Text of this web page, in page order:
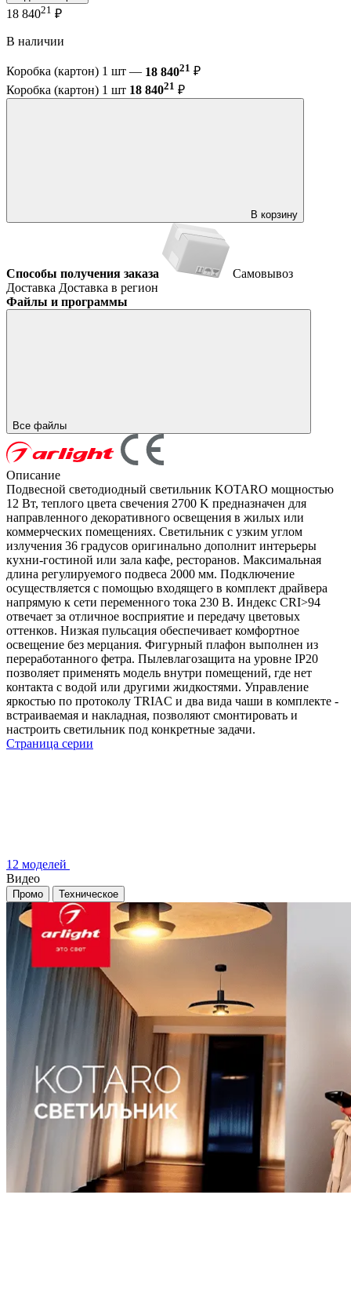
18 84021 ₽
В наличии
Коробка (картон) 1 шт — 18 84021 ₽
Коробка (картон) 1 шт 18 84021 ₽
В корзину
Способы получения заказа
Самовывоз
Доставка Доставка в регион
Файлы и программы
Все файлы
Описание
Подвесной светодиодный светильник KOTARO мощностью
12 Вт, теплого цвета свечения 2700 K предназначен для
направленного декоративного освещения в жилых или
коммерческих помещениях. Светильник с узким углом
излучения 36 градусов оригинально дополнит интерьеры
кухни-гостиной или зала кафе, ресторанов. Максимальная
длина регулируемого подвеса 2000 мм. Подключение
осуществляется с помощью входящего в комплект драйвера
напрямую к сети переменного тока 230 В. Индекс CRI>94
отвечает за отличное восприятие и передачу цветовых
оттенков. Низкая пульсация обеспечивает комфортное
освещение без мерцания. Фигурный плафон выполнен из
переработанного фетра. Пылевлагозащита на уровне IP20
позволяет применять модель внутри помещений, где нет
контакта с водой или другими жидкостями. Управление
яркостью по протоколу TRIAC и два вида чаши в комплекте -
встраиваемая и накладная, позволяют смонтировать и
настроить светильник под конкретные задачи.
Страница серии
12 моделей
Видео
Промо Техническое